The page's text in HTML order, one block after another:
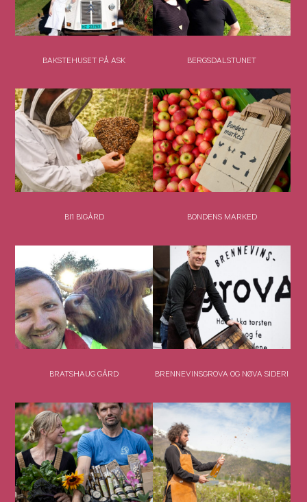
BAKSTEHUSET PÅ ASK BERGSDALSTUNET
BI1 BIGÅRD BONDENS MARKED
BRATSHAUG GÅRD BRENNEVINSGROVA OG NØVA SIDERI